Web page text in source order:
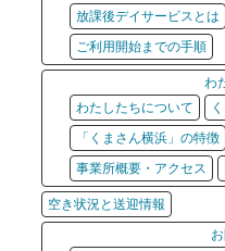
放課後デイサービスとは
ご利用開始までの手順
わ
わたしたちについて
「くまさん横浜」の特徴
事業所概要・アクセス
空き状況と送迎情報